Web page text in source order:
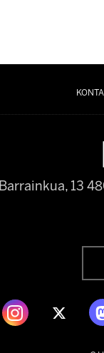
Barrainkua, 13